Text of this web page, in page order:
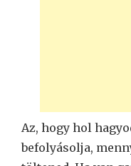
Az, hogy hol
befolyásolja,